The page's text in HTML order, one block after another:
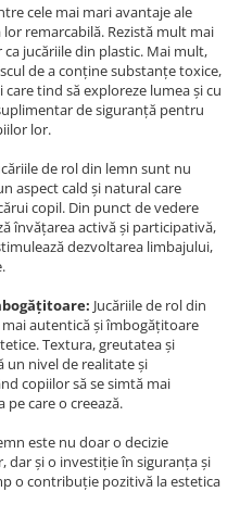
cele mai mari avantaje ale
remarcabilă. Rezistă mult mai
jucăriile din plastic. Mai mult,
de a conține substanțe toxice,
tind să exploreze lumea și cu
de siguranță pentru
lor.
de rol din lemn sunt nu
aspect cald și natural care
copil. Din punct de vedere
învățarea activă și participativă,
dezvoltarea limbajului,
Jucăriile de rol din
autentică și îmbogățitoare
Textura, greutatea și
un nivel de realitate și
copiilor să se simtă mai
care o creează.
este nu doar o decizie
dar și o investiție în siguranța și
o contribuție pozitivă la estetica